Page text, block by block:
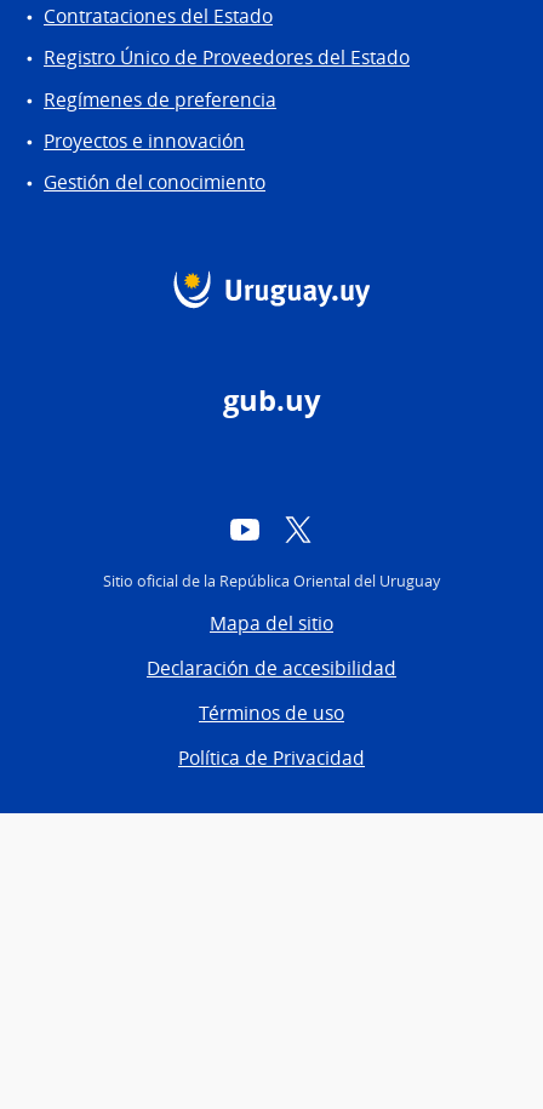
Contrataciones del Estado
Registro Único de Proveedores del Estado
Regímenes de preferencia
Proyectos e innovación
Gestión del conocimiento
gub.uy
YouTube
Sitio oficial de la República Oriental del Uruguay
Mapa del sitio
Declaración de accesibilidad
Términos de uso
Política de Privacidad